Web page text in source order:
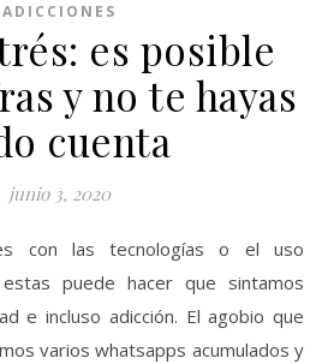
ADICCIONES
es posible
y no te hayas
cuenta
junio 3, 2020
con las tecnologías o el uso
puede hacer que sintamos
e incluso adicción. El agobio que
varios whatsapps acumulados y